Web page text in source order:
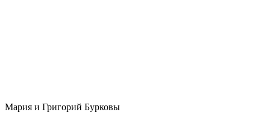
Мария и Григорий Бурковы